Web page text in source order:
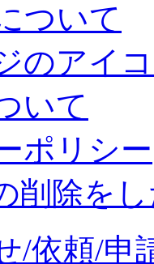
ついて
のアイ
いて
ポリシー
削除を
/依頼/申